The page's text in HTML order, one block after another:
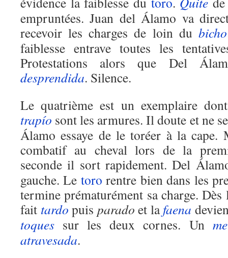
empruntées. Juan del Álamo va
recevoir les charges de loin du bicho
faiblesse entrave toutes les
Protestations alors que Del
desprendida. Silence.
Le quatrième est un exemplaire
trapío sont les armures. Il doute et ne
Álamo essaye de le toréer à la
combatif au cheval lors de la
seconde il sort rapidement. Del
gauche. Le toro rentre bien dans les
termine prématurément sa charge.
fait tardo puis parado et lafaena
toques sur les deux cornes. Un
atravesada.